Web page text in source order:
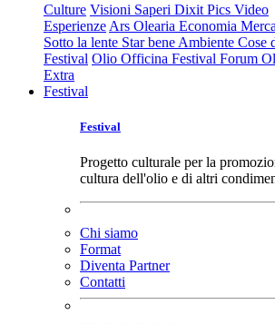
Culture Visioni Saperi Dixit Pics Video
Esperienze Ars Olearia Economia
Sotto la lente Star bene Ambiente Cose
Festival Olio Officina Festival Forum
Extra
Festival
Festival
Progetto culturale per la
cultura dell'olio e di altri
Chi siamo
Format
Diventa Partner
Contatti